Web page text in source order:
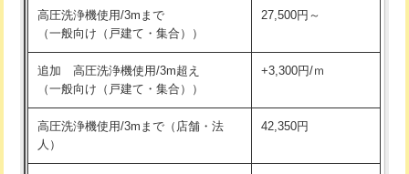
交換・取付(排水栓・排水トラップ
（P/S/ポップアップ））
22,000円+材料費
交換・取付（その他部品） 11,000円+材料費
持込商品取付（単水栓） 13,200円
持込商品取付（混合水栓）
高圧洗浄機使用/3mまで
（一般向け（戸建て・集合））
27,500円～
追加 高圧洗浄機使用/3m超え
（一般向け（戸建て・集合））
+3,300円/ｍ
高圧洗浄機使用/3mまで（店舗・法
人）
42,350円